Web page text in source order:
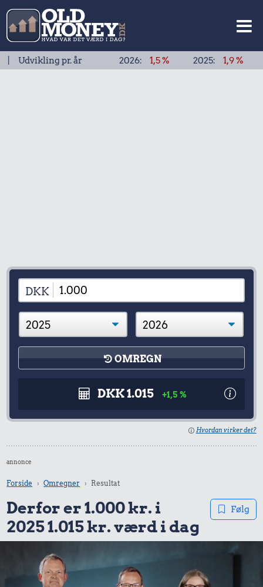
pr. år2026: 1,5 % 2025: 1,9 % 2024:
DKK
OMREGN
DKK 1.015 +1,5 %
Hvordan virker det?
annonce
Forside Omregner Resultat
Derfor er 1.000 kr. i
2025 1.015 kr. værd i dag
Følg